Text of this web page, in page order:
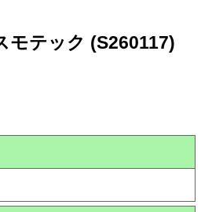
モテック (S260117)